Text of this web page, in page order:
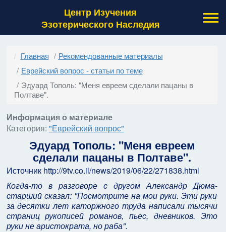
Центр Изучения
Эзотерического Наследия
Главная
Рекомендованные материалы
Еврейский вопрос - статьи по теме
Эдуард Тополь: "Меня евреем сделали пацаны в
Полтаве".
Информация о материале
Категория: "Еврейский вопрос"
Эдуард Тополь: "Меня евреем
сделали пацаны в Полтаве".
Источник http://9tv.co.il/news/2019/06/22/271838.html
Когда-то в разговоре с другом Александр Дюма-
старший сказал: "Посмотрите на мои руки. Эти руки
за десятки лет каторжного труда написали тысячи
страниц рукописей романов, пьес, дневников. Это
руки не аристократа, но раба".